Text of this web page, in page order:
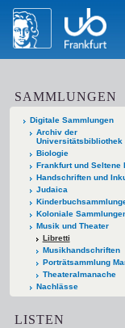
SAMMLUNGEN
Digitale Sammlungen
Archiv der
Universitätsbibliothek
Biologie
Frankfurt und Seltene
Handschriften und
Judaica
Koloniale
Musik und Theater
Libretti
Musikhandschriften
Porträtsammlung
Theateralmanache
Nachlässe
LISTEN